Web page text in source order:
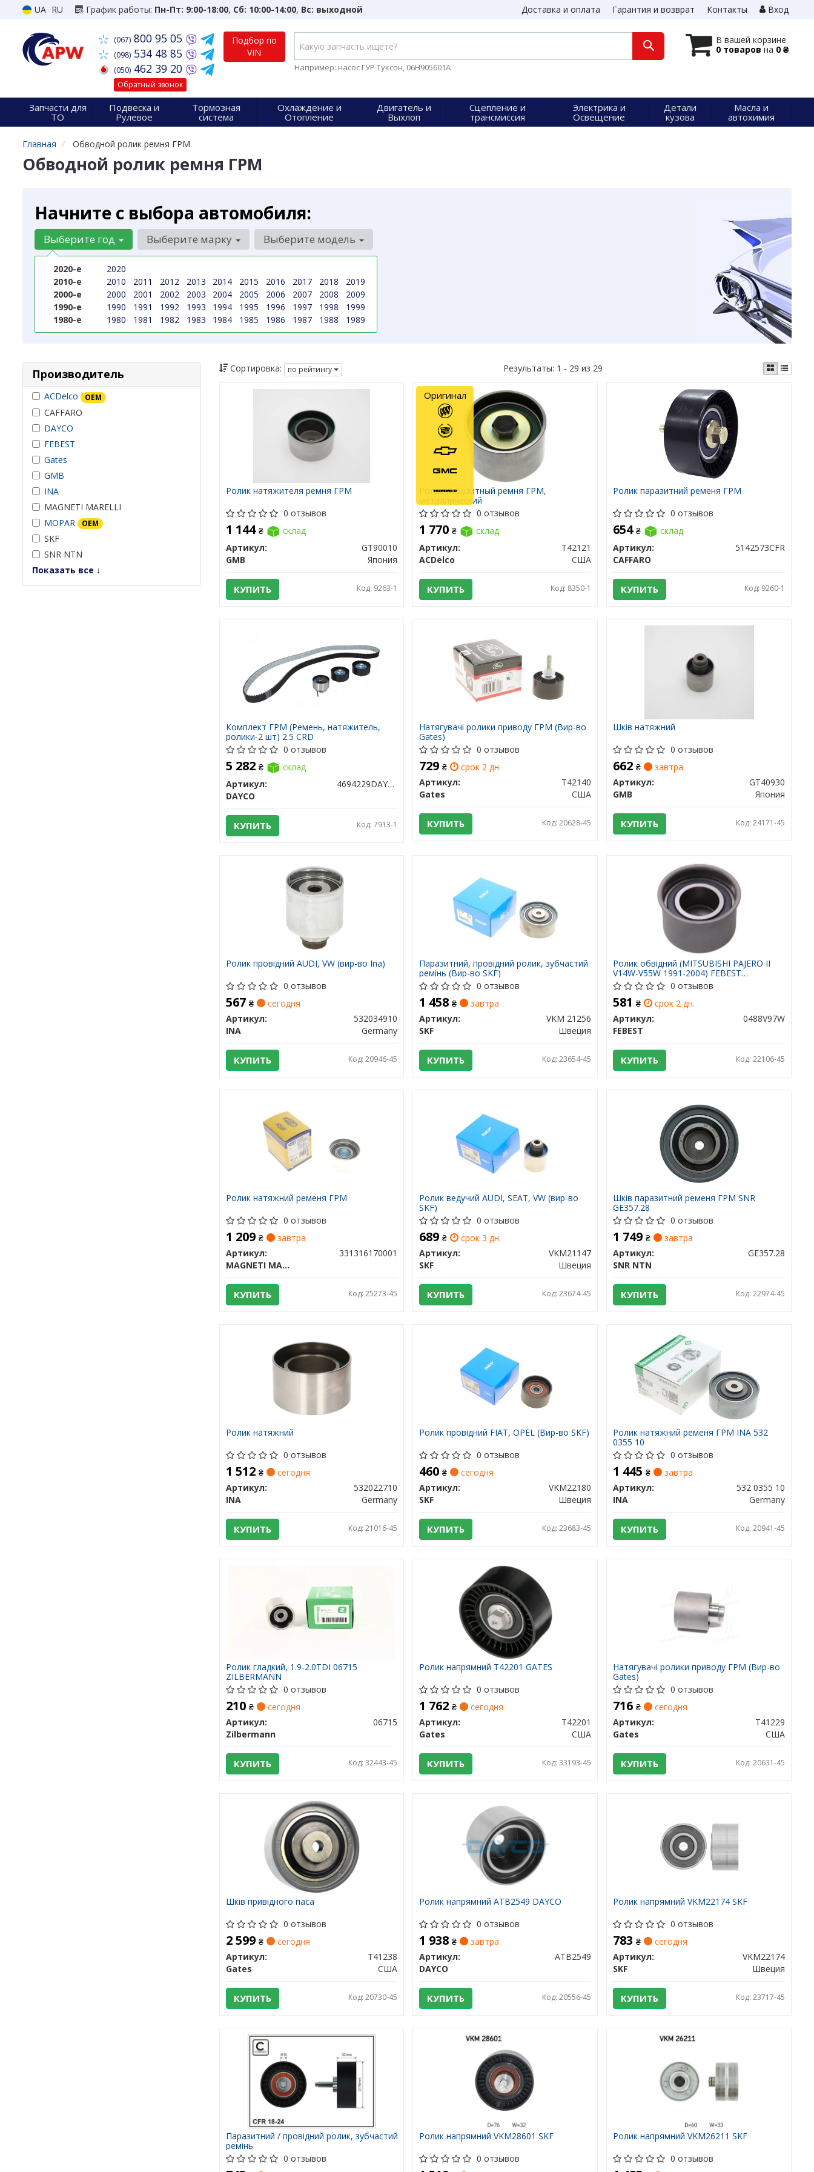
UA RU График работы: Пн-Пт: 9:00-18:00, Сб: 10:00-14:00, Вс: выходной Доставка и оплата Гарантия и возврат Контакты Вход
(067)800 95 05
(098)534 48 85
(050)462 39 20
Обратный звонок
Подбор по
VIN
В вашей корзине
0 товаровна 0 ₴
Например: насос ГУР Туксон, 06H905601A
Запчасти для
ТО
Подвеска и
Рулевое
Тормозная
система
Охлаждение и
Отопление
Двигатель и
Выхлоп
Сцепление и
трансмиссия
Электрика и
Освещение
Детали
кузова
Масла и
автохимия
Главная Обводной ролик ремня ГРМ
Обводной ролик ремня ГРМ
Начните с выбора автомобиля:
Выберите год
2020-е
2020
2010-е
2010 2011 2012 2013 2014 2015 2016 2017 2018
2019
2000-е
2000 2001 2002 2003 2004 2005 2006 2007 2008
2009
1990-е
1990 1991 1992 1993 1994 1995 1996 1997 1998
1999
1980-е
1980 1981 1982 1983 1984 1985 1986 1987 1988 1989
Выберите марку Выберите модель
Производитель
ACDelco OEM
CAFFARO
DAYCO
FEBEST
Gates
GMB
INA
MAGNETI MARELLI
MOPAR
OEM
SKF
SNR NTN
Показать все ↓
Сортировка: по рейтингу Результаты: 1 - 29 из 29
Ролик натяжителя ремня ГРМ
0 отзывов
1 144 ₴
склад
Артикул:
GT90010
GMB
Япония
КУПИТЬ Код: 9263-1
Ролик паразитный ремня ГРМ,
металлический
0 отзывов
1 770₴
склад
Артикул:
T42121
ACDelco
США
КУПИТЬ Код: 8350-1
Оригинал
Ролик паразитний ременя ГРМ
0 отзывов
654₴
склад
Артикул:
5142573CFR
CAFFARO
КУПИТЬ Код: 9260-1
Комплект ГРМ (Ремень, натяжитель,
ролики-2 шт) 2.5 CRD
0 отзывов
5 282 ₴
склад
Артикул:
4694229DAYCO
DAYCO
КУПИТЬ Код: 7913-1
Натягувачі ролики приводу ГРМ (Вир-во
Gates)
0 отзывов
729₴
срок 2 дн.
Артикул:
T42140
Gates
США
КУПИТЬ Код: 20628-45
Шків натяжний
0 отзывов
662₴
завтра
Артикул:
GT40930
GMB
Япония
КУПИТЬ Код: 24171-45
Ролик провідний AUDI, VW (вир-во Ina)
0 отзывов
567 ₴
сегодня
Артикул:
532034910
INA
Germany
КУПИТЬ Код: 20946-45
Паразитний, провідний ролик, зубчастий
ремінь (Вир-во SKF)
0 отзывов
1 458₴
завтра
Артикул:
VKM 21256
SKF
Швеция
КУПИТЬ Код: 23654-45
Ролик обвідний (MITSUBISHI PAJERO II
V14W-V55W 1991-2004) FEBEST
0488V97W FEBEST0 отзывов
581₴
срок 2 дн.
Артикул:
0488V97W
FEBEST
КУПИТЬ Код: 22106-45
Ролик натяжний ременя ГРМ
0 отзывов
1 209 ₴
завтра
Артикул:
331316170001
MAGNETI MARELLI
КУПИТЬ Код: 25273-45
Ролик ведучий AUDI, SEAT, VW (вир-во
SKF)
0 отзывов
689₴
срок 3 дн.
Артикул:
VKM21147
SKF
Швеция
КУПИТЬ Код: 23674-45
Шків паразитний ременя ГРМ SNR
GE357.28
0 отзывов
1 749₴
завтра
Артикул:
GE357.28
SNR NTN
КУПИТЬ Код: 22974-45
Ролик натяжний
0 отзывов
1 512 ₴
сегодня
Артикул:
532022710
INA
Germany
КУПИТЬ Код: 21016-45
Ролик провідний FIAT, OPEL (Вир-во SKF)
0 отзывов
460₴
сегодня
Артикул:
VKM22180
SKF
Швеция
КУПИТЬ Код: 23683-45
Ролик натяжний ременя ГРМ INA 532
0355 10
0 отзывов
1 445₴
завтра
Артикул:
532 0355 10
INA
Germany
КУПИТЬ Код: 20941-45
Ролик гладкий, 1.9-2.0TDI 06715
ZILBERMANN
0 отзывов
210 ₴
сегодня
Артикул:
06715
Zilbermann
КУПИТЬ Код: 32443-45
Ролик напрямний T42201 GATES
0 отзывов
1 762₴
сегодня
Артикул:
T42201
Gates
США
КУПИТЬ Код: 33193-45
Натягувачі ролики приводу ГРМ (Вир-во
Gates)
0 отзывов
716₴
сегодня
Артикул:
T41229
Gates
США
КУПИТЬ Код: 20631-45
Шків привідного паса
0 отзывов
2 599 ₴
сегодня
Артикул:
T41238
Gates
США
КУПИТЬ Код: 20730-45
Ролик напрямний ATB2549 DAYCO
0 отзывов
1 938₴
завтра
Артикул:
ATB2549
DAYCO
КУПИТЬ Код: 20556-45
Ролик напрямний VKM22174 SKF
0 отзывов
783₴
сегодня
Артикул:
VKM22174
SKF
Швеция
КУПИТЬ Код: 23717-45
Паразитний / провідний ролик, зубчастий
ремінь
0 отзывов
Ролик напрямний VKM28601 SKF
0 отзывов
Ролик напрямний VKM26211 SKF
0 отзывов